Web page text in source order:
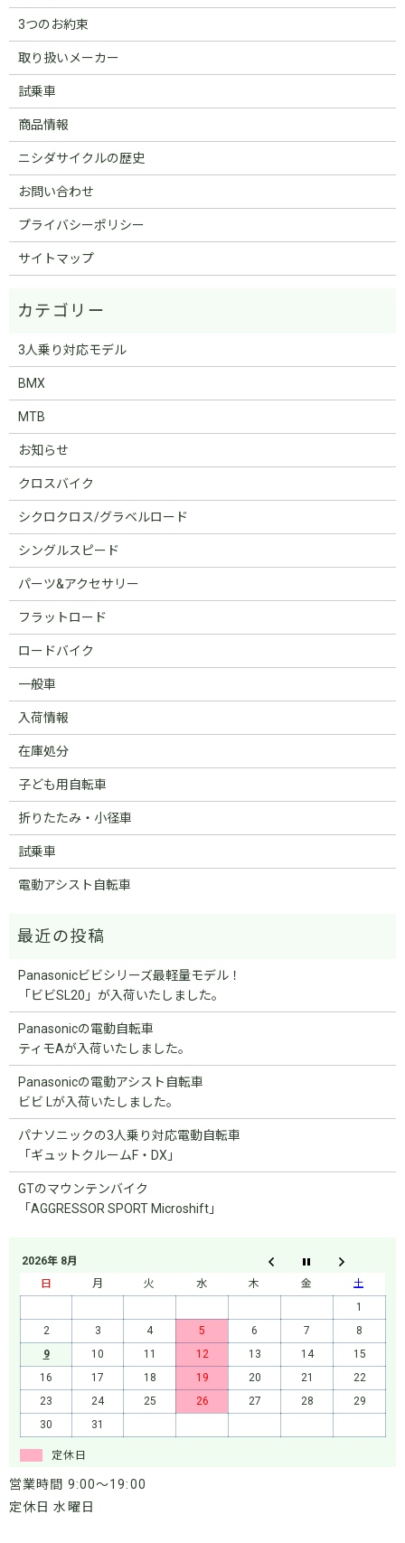
3つのお約束
取り扱いメーカー
試乗車
商品情報
ニシダサイクルの歴史
お問い合わせ
プライバシーポリシー
サイトマップ
3人乗り対応モデル
BMX
MTB
お知らせ
クロスバイク
シクロクロス/グラベルロード
シングルスピード
パーツ&アクセサリー
フラットロード
ロードバイク
一般車
入荷情報
在庫処分
子ども用自転車
折りたたみ・小径車
試乗車
電動アシスト自転車
Panasonicビビシリーズ最軽量モデル！
「ビビSL20」が入荷いたしました。
Panasonicの電動自転車
ティモAが入荷いたしました。
Panasonicの電動アシスト自転車
ビビ Lが入荷いたしました。
パナソニックの3人乗り対応電動自転車
「ギュットクルームF・DX」
GTのマウンテンバイク
「AGGRESSOR SPORT Microshift」
2026年 8月
日
月 火 水 木 金
土
1
2
3 4 5 6 7
8
9
10 11 12 13 14
15
16
17 18 19 20 21
22
23
24 25 26 27 28
29
30
31
定休日
営業時間 9:00～19:00
定休日 水曜日